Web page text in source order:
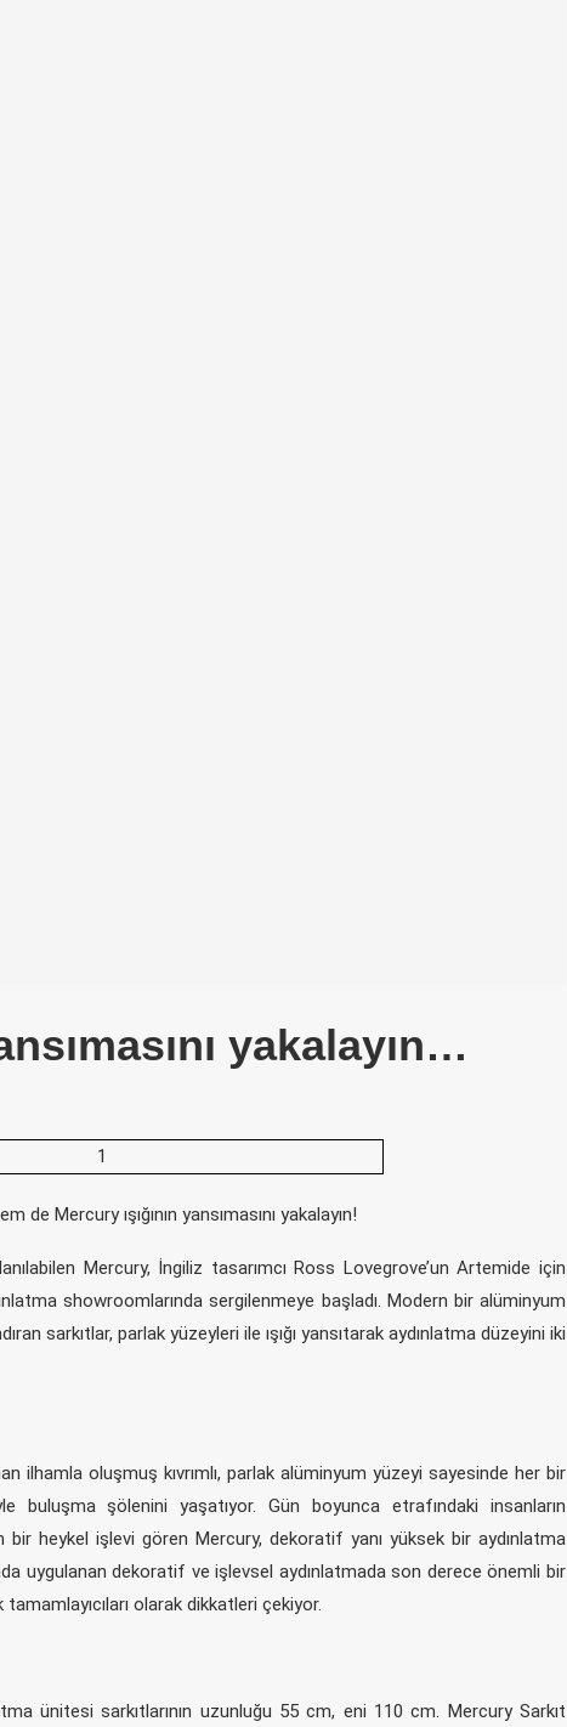
yakalayın…
de Mercury ışığının yansımasını yakalayın!
Mercury, İngiliz tasarımcı Ross Lovegrove’un Artemide için
showroomlarında sergilenmeye başladı. Modern bir alüminyum
sarkıtlar, parlak yüzeyleri ile ışığı yansıtarak aydınlatma düzeyini iki
ilhamla oluşmuş kıvrımlı, parlak alüminyum yüzeyi sayesinde her bir
buluşma şölenini yaşatıyor. Gün boyunca etrafındaki insanların
bir heykel işlevi gören Mercury, dekoratif yanı yüksek bir aydınlatma
uygulanan dekoratif ve işlevsel aydınlatmada son derece önemli bir
olarak dikkatleri çekiyor.
ünitesi sarkıtlarının uzunluğu 55 cm, eni 110 cm. Mercury Sarkıt